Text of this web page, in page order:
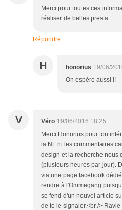
Merci pour toutes ces
réaliser de belles presta
Répondre
H honorius 19/06/
On espère aussi !!
V Véro 19/06/2016 18:25
Merci Honorius pour ton
la NL ni les commentaires
design et la recherche nous
(plusieurs heures par jour).
via une page facebook
rendre à l'Ommegang
se fend d'un nouvel article
de te le signaler.<br />